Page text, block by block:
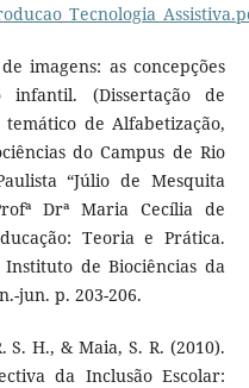
imagens: as concepções
infantil. (Dissertação de
de Alfabetização,
do Campus de Rio
“Júlio de Mesquita
Drª Maria Cecília de
Teoria e Prática.
de Biociências da
jun. p. 203-206.
S. H., & Maia, S. R. (2010).
da Inclusão Escolar: